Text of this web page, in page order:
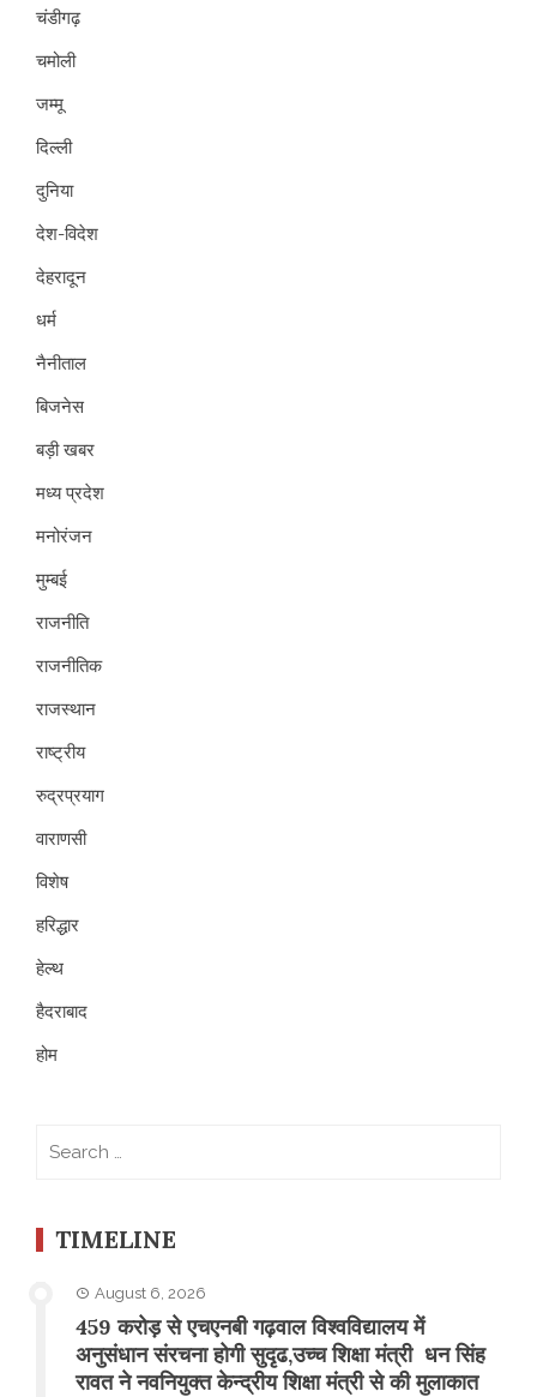
चंडीगढ़
चमोली
जम्मू
दिल्ली
दुनिया
देश-विदेश
देहरादून
धर्म
नैनीताल
बिजनेस
बड़ी खबर
मध्य प्रदेश
मनोरंजन
मुम्बई
राजनीति
राजनीतिक
राजस्थान
राष्ट्रीय
रुद्रप्रयाग
वाराणसी
विशेष
हरिद्धार
हेल्थ
हैदराबाद
होम
TIMELINE
August 6, 2026
459 करोड़ से एचएनबी गढ़वाल विश्वविद्यालय में
अनुसंधान संरचना होगी सुदृढ,उच्च शिक्षा मंत्री धन सिंह
रावत ने नवनियुक्त केन्द्रीय शिक्षा मंत्री से की मुलाकात